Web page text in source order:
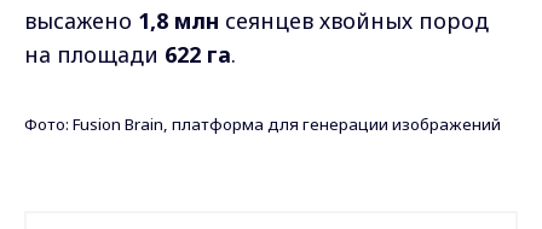
высажено 1,8 млн сеянцев хвойных пород
на площади 622 га.
Фото: Fusion Brain, платформа для генерации изображений